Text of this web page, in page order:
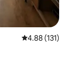
從 131 則評價
4.88 (131)